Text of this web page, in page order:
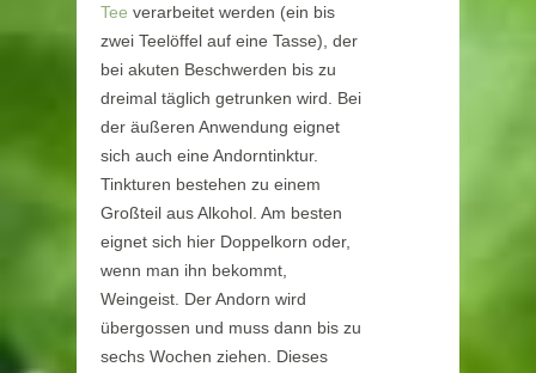
Tee verarbeitet werden (ein bis
zwei Teelöffel auf eine Tasse), der
bei akuten Beschwerden bis zu
dreimal täglich getrunken wird. Bei
der äußeren Anwendung eignet
sich auch eine Andorntinktur.
Tinkturen bestehen zu einem
Großteil aus Alkohol. Am besten
eignet sich hier Doppelkorn oder,
wenn man ihn bekommt,
Weingeist. Der Andorn wird
übergossen und muss dann bis zu
sechs Wochen ziehen. Dieses